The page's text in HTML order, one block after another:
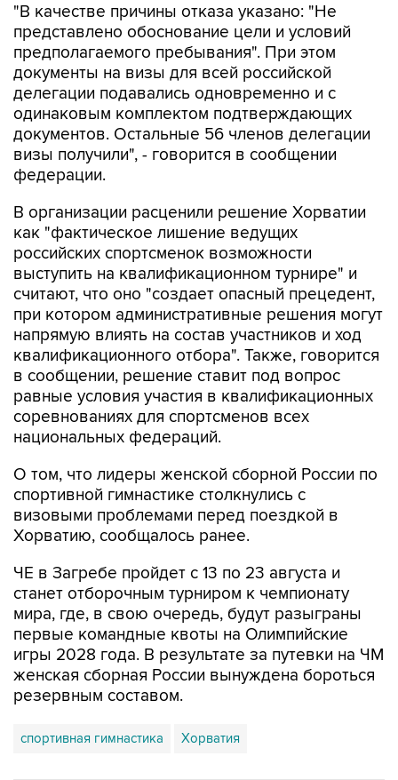
"В качестве причины отказа указано: "Не
представлено обоснование цели и условий
предполагаемого пребывания". При этом
документы на визы для всей российской
делегации подавались одновременно и с
одинаковым комплектом подтверждающих
документов. Остальные 56 членов делегации
визы получили", - говорится в сообщении
федерации.
В организации расценили решение Хорватии
как "фактическое лишение ведущих
российских спортсменок возможности
выступить на квалификационном турнире" и
считают, что оно "создает опасный прецедент,
при котором административные решения могут
напрямую влиять на состав участников и ход
квалификационного отбора". Также, говорится
в сообщении, решение ставит под вопрос
равные условия участия в квалификационных
соревнованиях для спортсменов всех
национальных федераций.
О том, что лидеры женской сборной России по
спортивной гимнастике столкнулись с
визовыми проблемами перед поездкой в
Хорватию, сообщалось ранее.
ЧЕ в Загребе пройдет с 13 по 23 августа и
станет отборочным турниром к чемпионату
мира, где, в свою очередь, будут разыграны
первые командные квоты на Олимпийские
игры 2028 года. В результате за путевки на ЧМ
женская сборная России вынуждена бороться
резервным составом.
спортивная гимнастика Хорватия